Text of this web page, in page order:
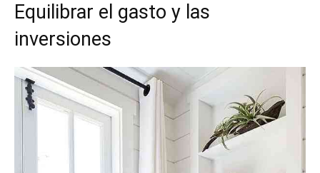
Equilibrar el gasto y las
inversiones